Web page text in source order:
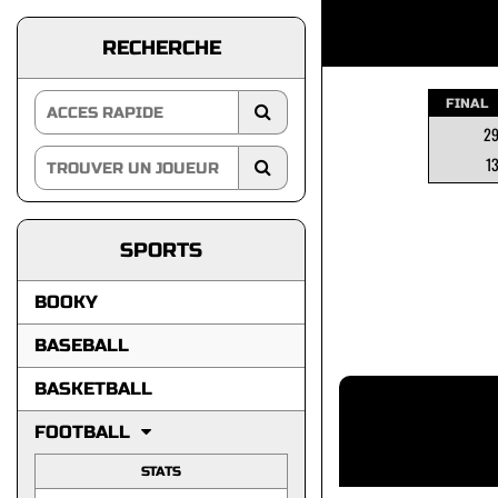
RECHERCHE
SPORTS
BOOKY
BASEBALL
BASKETBALL
FOOTBALL
STATS
FINAL
29
13